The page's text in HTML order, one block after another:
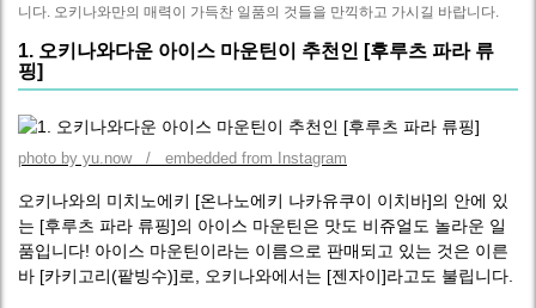
니다. 오키나와만의 매력이 가득찬 일품의 것들을 만끽하고 가시길 바랍니다.
1. 오키나와다운 아이스 마운틴이 추천인 [후루츠 파라 류
핑]
photo by yu.now / embedded from Instagram
오키나와의 미치노에키 [온나노에키 나카유쿠이 이치바]의 안에 있
는 [후루츠 파라 류핑]의 아이스 마운틴은 맛도 비쥬얼도 놀라운 일
품입니다! 아이스 마운틴이라는 이름으로 판매되고 있는 것은 이른
바 [카키고리(팥빙수)]로, 오키나와에서는 [젠자이]라고도 불립니다.